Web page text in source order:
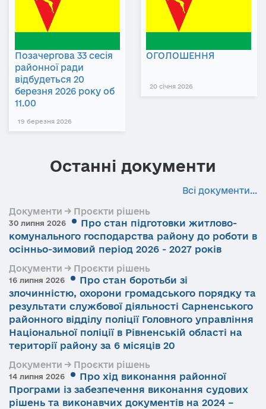
Позачергова 33 сесія
районної ради
відбудеться 20
березня 2026 року об
11.00
19 березня 2026
ОГОЛОШЕННЯ
20 січня 2026
Останні документи
Всі документи...
Документи → Проєкти рішень
30 липня 2026
Про стан підготовки житлово-
комунального господарства району до роботи в
осінньо-зимовий період 2026 - 2027 років
Документи → Проєкти рішень
16 липня 2026
Про стан боротьби зі
злочинністю, охорони громадського порядку та
результати службової діяльності Сарненського
районного відділу поліції Головного управління
Національної поліції в Рівненській області на
території району за 6 місяців 20
Документи → Проєкти рішень
14 липня 2026
Про хід виконання районної
Програми із забезпечення виконання судових
рішень та виконавчих документів на 2024 –